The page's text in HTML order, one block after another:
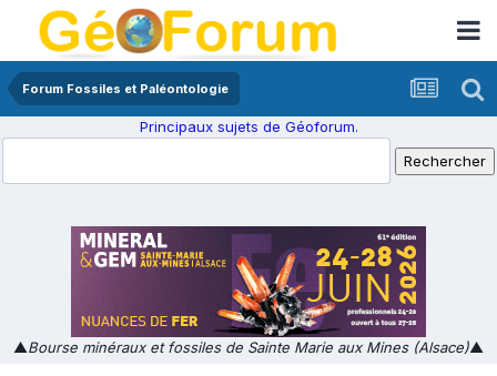
Forum Fossiles et Paléontologie
Principaux sujets de Géoforum.
▲Bourse minéraux et fossiles de Sainte Marie aux Mines (Alsace)▲